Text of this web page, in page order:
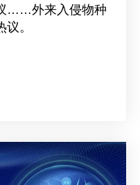
……外来入侵物种
。